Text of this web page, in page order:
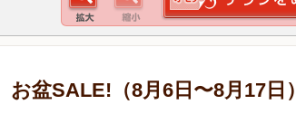
お盆SALE!（8月6日〜8月17日）